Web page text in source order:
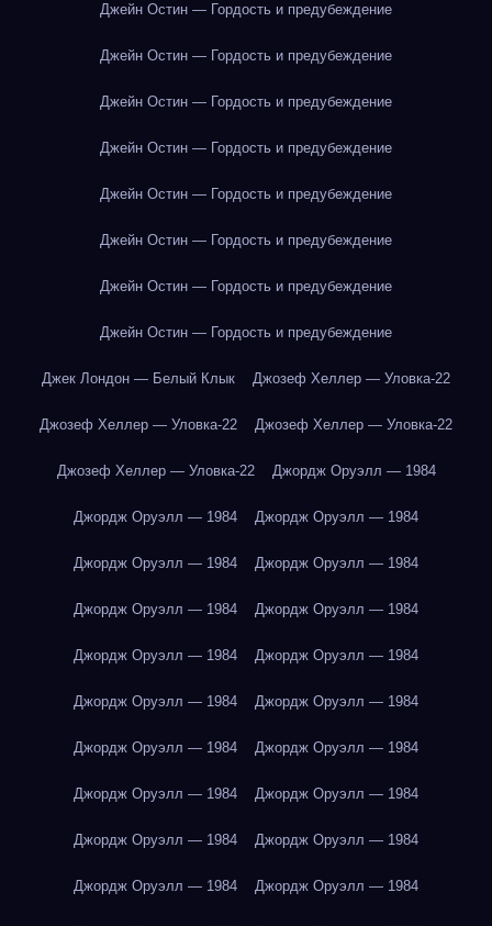
Джейн Остин — Гордость и предубеждение
Джейн Остин — Гордость и предубеждение
Джейн Остин — Гордость и предубеждение
Джейн Остин — Гордость и предубеждение
Джейн Остин — Гордость и предубеждение
Джейн Остин — Гордость и предубеждение
Джейн Остин — Гордость и предубеждение
Джейн Остин — Гордость и предубеждение
Джек Лондон — Белый Клык Джозеф Хеллер — Уловка-22
Джозеф Хеллер — Уловка-22 Джозеф Хеллер — Уловка-22
Джозеф Хеллер — Уловка-22 Джордж Оруэлл — 1984
Джордж Оруэлл — 1984 Джордж Оруэлл — 1984
Джордж Оруэлл — 1984 Джордж Оруэлл — 1984
Джордж Оруэлл — 1984 Джордж Оруэлл — 1984
Джордж Оруэлл — 1984 Джордж Оруэлл — 1984
Джордж Оруэлл — 1984 Джордж Оруэлл — 1984
Джордж Оруэлл — 1984 Джордж Оруэлл — 1984
Джордж Оруэлл — 1984 Джордж Оруэлл — 1984
Джордж Оруэлл — 1984 Джордж Оруэлл — 1984
Джордж Оруэлл — 1984 Джордж Оруэлл — 1984